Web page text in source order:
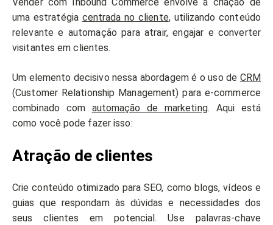
Vender com Inbound Commerce envolve a criação de
uma estratégia centrada no cliente, utilizando conteúdo
relevante e automação para atrair, engajar e converter
visitantes em clientes.
Um elemento decisivo nessa abordagem é o uso de CRM
(Customer Relationship Management) para e-commerce
combinado com automação de marketing. Aqui está
como você pode fazer isso:
Atração de clientes
Crie conteúdo otimizado para SEO, como blogs, vídeos e
guias que respondam às dúvidas e necessidades dos
seus clientes em potencial. Use palavras-chave